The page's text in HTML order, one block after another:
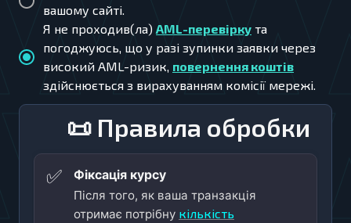
📜 Правила обробки
✅
Фіксація курсу
Після того, як ваша транзакція
отримає потрібну кількість
вашому сайті.
Я не проходив(ла) AML-перевірку та
погоджуюсь, що у разі зупинки заявки через
високий AML-ризик, повернення коштів
здійснюється з вирахуванням комісії мережі.